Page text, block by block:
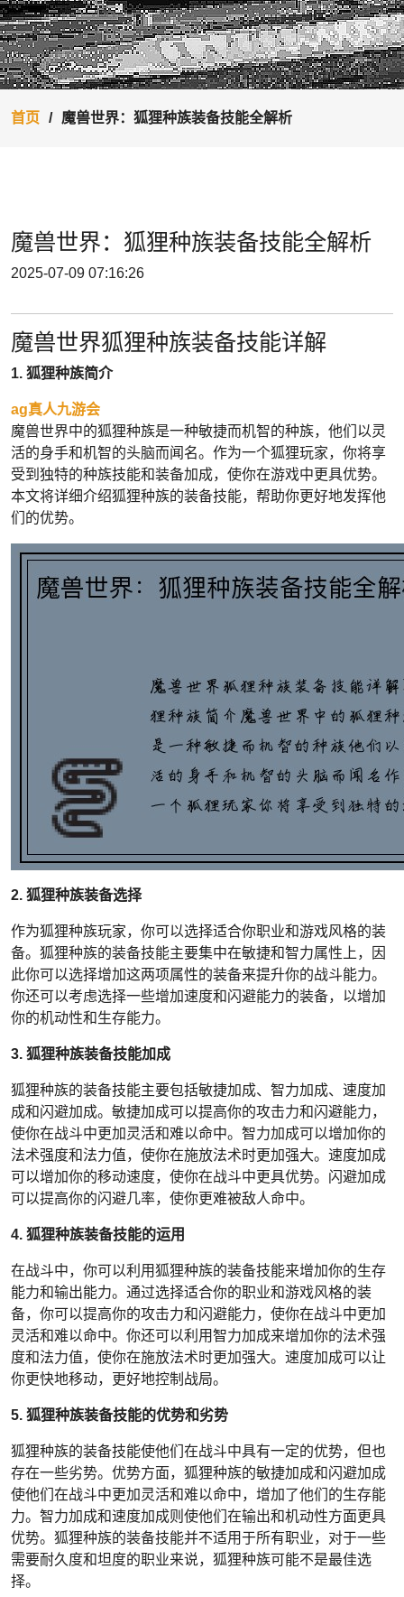
首页 魔兽世界：狐狸种族装备技能全解析
魔兽世界：狐狸种族装备技能全解析
2025-07-09 07:16:26
魔兽世界狐狸种族装备技能详解
1. 狐狸种族简介
ag真人九游会
魔兽世界中的狐狸种族是一种敏捷而机智的种族，他们以灵
活的身手和机智的头脑而闻名。作为一个狐狸玩家，你将享
受到独特的种族技能和装备加成，使你在游戏中更具优势。
本文将详细介绍狐狸种族的装备技能，帮助你更好地发挥他
们的优势。
2. 狐狸种族装备选择
作为狐狸种族玩家，你可以选择适合你职业和游戏风格的装
备。狐狸种族的装备技能主要集中在敏捷和智力属性上，因
此你可以选择增加这两项属性的装备来提升你的战斗能力。
你还可以考虑选择一些增加速度和闪避能力的装备，以增加
你的机动性和生存能力。
3. 狐狸种族装备技能加成
狐狸种族的装备技能主要包括敏捷加成、智力加成、速度加
成和闪避加成。敏捷加成可以提高你的攻击力和闪避能力，
使你在战斗中更加灵活和难以命中。智力加成可以增加你的
法术强度和法力值，使你在施放法术时更加强大。速度加成
可以增加你的移动速度，使你在战斗中更具优势。闪避加成
可以提高你的闪避几率，使你更难被敌人命中。
4. 狐狸种族装备技能的运用
在战斗中，你可以利用狐狸种族的装备技能来增加你的生存
能力和输出能力。通过选择适合你的职业和游戏风格的装
备，你可以提高你的攻击力和闪避能力，使你在战斗中更加
灵活和难以命中。你还可以利用智力加成来增加你的法术强
度和法力值，使你在施放法术时更加强大。速度加成可以让
你更快地移动，更好地控制战局。
5. 狐狸种族装备技能的优势和劣势
狐狸种族的装备技能使他们在战斗中具有一定的优势，但也
存在一些劣势。优势方面，狐狸种族的敏捷加成和闪避加成
使他们在战斗中更加灵活和难以命中，增加了他们的生存能
力。智力加成和速度加成则使他们在输出和机动性方面更具
优势。狐狸种族的装备技能并不适用于所有职业，对于一些
需要耐久度和坦度的职业来说，狐狸种族可能不是最佳选
择。